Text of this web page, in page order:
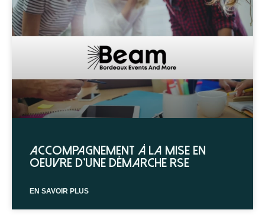
Accompagnement à la mise en
oeuvre d’une démarche RSE
EN SAVOIR PLUS